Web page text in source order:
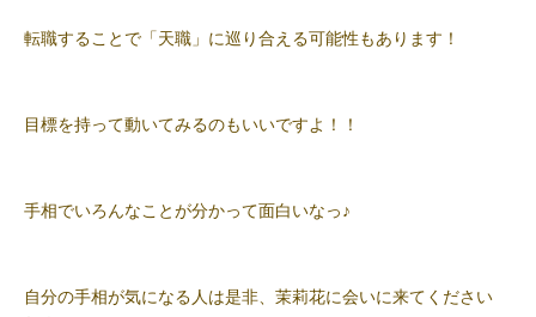
転職することで「天職」に巡り合える可能性もあります！
目標を持って動いてみるのもいいですよ！！
手相でいろんなことが分かって面白いなっ♪
自分の手相が気になる人は是非、茉莉花に会いに来てください